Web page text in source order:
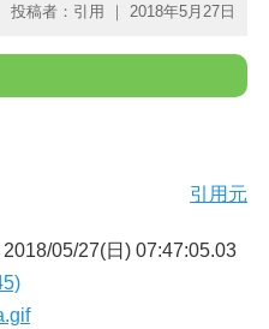
投稿者：引用 ｜ 2018年5月27日
引用元
2018/05/27(日) 07:47:05.03